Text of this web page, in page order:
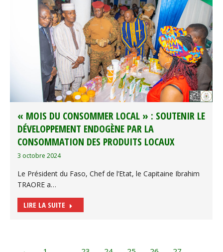
« MOIS DU CONSOMMER LOCAL » : SOUTENIR LE
DÉVELOPPEMENT ENDOGÈNE PAR LA
CONSOMMATION DES PRODUITS LOCAUX
3 octobre 2024
Le Président du Faso, Chef de l’Etat, le Capitaine Ibrahim
TRAORE a…
LIRE LA SUITE